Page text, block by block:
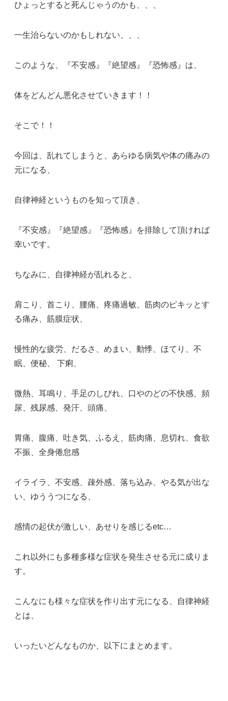
ひょっとすると死んじゃうのかも、、、
一生治らないのかもしれない、、、
このような、『不安感』『絶望感』『恐怖感』は、
体をどんどん悪化させていきます！！
そこで！！
今回は、乱れてしまうと、あらゆる病気や体の痛みの
元になる、
自律神経というものを知って頂き、
『不安感』『絶望感』『恐怖感』を排除して頂ければ
幸いです。
ちなみに、自律神経が乱れると、
肩こり、首こり、腰痛、疼痛過敏、筋肉のピキッとす
る痛み、筋膜症状、
慢性的な疲労、だるさ、めまい、動悸、ほてり、不
眠、便秘、 下痢、
微熱、耳鳴り、手足のしびれ、口やのどの不快感、頻
尿、残尿感、発汗、頭痛、
胃痛、腹痛、吐き気、ふるえ、筋肉痛、息切れ、食欲
不振、全身倦怠感
イライラ、不安感、疎外感、落ち込み、やる気が出な
い、ゆううつになる、
感情の起伏が激しい、あせりを感じるetc…
これ以外にも多種多様な症状を発生させる元に成りま
す。
こんなにも様々な症状を作り出す元になる、自律神経
とは、
いったいどんなものか、以下にまとめます。